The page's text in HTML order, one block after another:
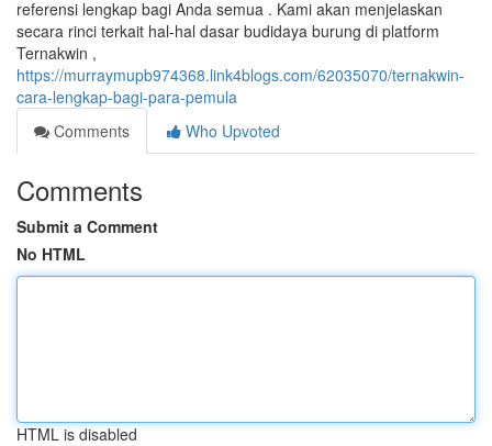
referensi lengkap bagi Anda semua . Kami akan menjelaskan
secara rinci terkait hal-hal dasar budidaya burung di platform
Ternakwin ,
https://murraymupb974368.link4blogs.com/62035070/ternakwin-
cara-lengkap-bagi-para-pemula
Comments
Who Upvoted
Comments
Submit a Comment
No HTML
HTML is disabled